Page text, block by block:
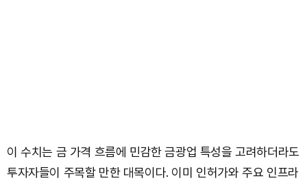
이 수치는 금 가격 흐름에 민감한 금광업 특성을 고려하더라도
투자자들이 주목할 만한 대목이다. 이미 인허가와 주요 인프라